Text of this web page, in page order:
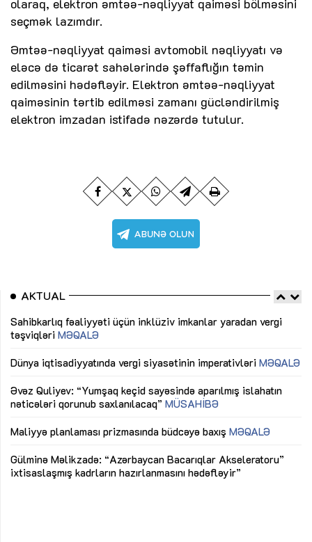
seçmək lazımdır.
Əmtəə-nəqliyyat qaiməsi avtomobil nəqliyyatı və
eləcə də ticarət sahələrində şəffaflığın təmin
edilməsini hədəfləyir. Elektron əmtəə-nəqliyyat
qaiməsinin tərtib edilməsi zamanı gücləndirilmiş
elektron imzadan istifadə nəzərdə tutulur.
AKTUAL
Sahibkarlıq fəaliyyəti üçün inklüziv imkanlar yaradan vergi
təşviqləri MƏQALƏ
Dünya iqtisadiyyatında vergi siyasətinin imperativləri MƏQALƏ
Əvəz Quliyev: “Yumşaq keçid sayəsində aparılmış islahatın
nəticələri qorunub saxlanılacaq” MÜSAHİBƏ
Maliyyə planlaması prizmasında büdcəyə baxış MƏQALƏ
Gülminə Məlikzadə: “Azərbaycan Bacarıqlar Akseleratoru”
ixtisaslaşmış kadrların hazırlanmasını hədəfləyir”